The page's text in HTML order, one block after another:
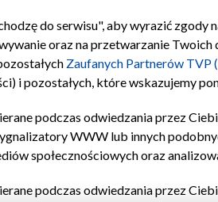
Regulamin TVP
do serwisu", aby wyrazić zgody
oraz na przetwarzanie Twoich
Zaufanych Partnerów TVP
i pozostałych, które wskazujemy
podczas odwiedzania przez
WWW lub innych
społecznościowych oraz
podczas odwiedzania przez